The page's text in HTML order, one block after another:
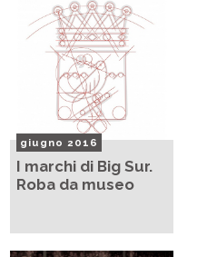
giugno 2016
I marchi di Big Sur.
Roba da museo